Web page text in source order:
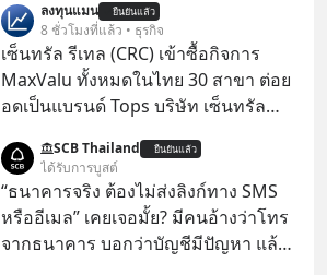
ลงทุนแมน ยืนยันแล้ว
8 ชั่วโมงที่แล้ว • ธุรกิจ
เซ็นทรัล รีเทล (CRC) เข้าซื้อกิจการ
MaxValu ทั้งหมดในไทย 30 สาขา ต่อย
อดเป็นแบรนด์ Tops บริษัท เซ็นทรัล
CRC แจ้งตลาดหลักทรัพย์ฯ ว่า บริษัท
เซ็นทรัล ฟู้ด รีเทล จำกัด (CFR) ซึ่งเป็น
บริษัทย่อยที่ CRC ถือหุ้นทั้งทางตรงและ
ทางอ้อม 100%
SCB Thailand ยืนยันแล้ว
ได้รับการบูสต์
“ธนาคารจริง ต้องไม่ส่งลิงก์ทาง SMS
หรืออีเมล” เคยเจอมั้ย? มีคนอ้างว่าโทร
จากธนาคาร บอกว่าบัญชีมีปัญหา แล้ว